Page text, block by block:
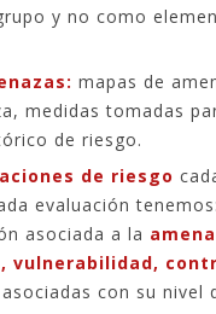
y no como
mapas de
medidas tomadas
de riesgo.
de riesgo
evaluación tenemos:
asociada a la
vulnerabilidad,
con su nivel